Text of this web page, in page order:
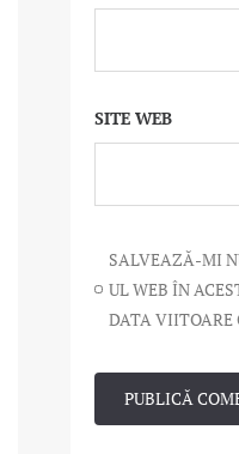
SITE WEB
SALVEAZĂ-MI
UL WEB ÎN
DATA VIITOARE